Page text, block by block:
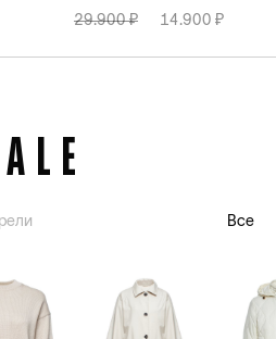
29.900 ₽ 14.900 ₽
Все